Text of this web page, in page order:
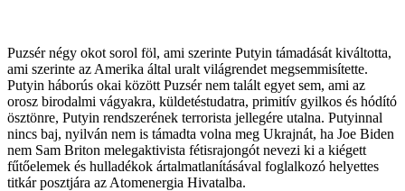
Puzsér négy okot sorol föl, ami szerinte Putyin támadását kiváltotta,
ami szerinte az Amerika által uralt világrendet megsemmisítette.
Putyin háborús okai között Puzsér nem talált egyet sem, ami az
orosz birodalmi vágyakra, küldetéstudatra, primitív gyilkos és hódító
ösztönre, Putyin rendszerének terrorista jellegére utalna. Putyinnal
nincs baj, nyilván nem is támadta volna meg Ukrajnát, ha Joe Biden
nem Sam Briton melegaktivista fétisrajongót nevezi ki a kiégett
fűtőelemek és hulladékok ártalmatlanításával foglalkozó helyettes
titkár posztjára az Atomenergia Hivatalba.